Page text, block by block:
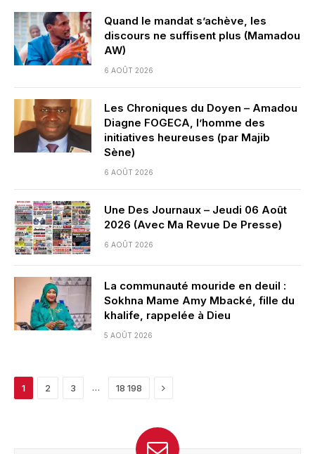
Quand le mandat s’achève, les
discours ne suffisent plus (Mamadou
AW)
6 AOÛT 2026
Les Chroniques du Doyen – Amadou
Diagne FOGECA, l’homme des
initiatives heureuses (par Majib
Sène)
6 AOÛT 2026
Une Des Journaux – Jeudi 06 Août
2026 (Avec Ma Revue De Presse)
6 AOÛT 2026
La communauté mouride en deuil :
Sokhna Mame Amy Mbacké, fille du
khalife, rappelée à Dieu
5 AOÛT 2026
1 2 3 … 18 198 Next